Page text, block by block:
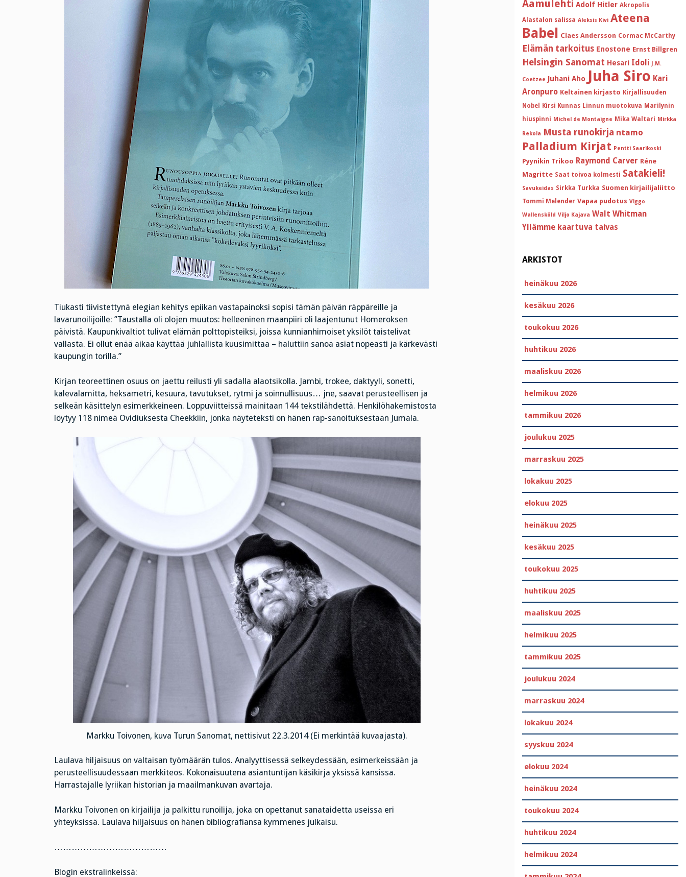
Tiukasti tiivistettynä elegian kehitys epiikan vastapainoksi sopisi tämän päivän räppäreille ja
lavarunoilijoille: ”Taustalla oli olojen muutos: helleeninen maanpiiri oli laajentunut Homeroksen
päivistä. Kaupunkivaltiot tulivat elämän polttopisteiksi, joissa kunnianhimoiset yksilöt taistelivat
vallasta. Ei ollut enää aikaa käyttää juhlallista kuusimittaa – haluttiin sanoa asiat nopeasti ja kärkevästi
kaupungin torilla.”
Kirjan teoreettinen osuus on jaettu reilusti yli sadalla alaotsikolla. Jambi, trokee, daktyyli, sonetti,
kalevalamitta, heksametri, kesuura, tavutukset, rytmi ja soinnullisuus… jne, saavat perusteellisen ja
selkeän käsittelyn esimerkkeineen. Loppuviitteissä mainitaan 144 tekstilähdettä. Henkilöhakemistosta
löytyy 118 nimeä Ovidiuksesta Cheekkiin, jonka näyteteksti on hänen rap-sanoituksestaan Jumala.
Markku Toivonen, kuva Turun Sanomat, nettisivut 22.3.2014 (Ei merkintää kuvaajasta).
Laulava hiljaisuus on valtaisan työmäärän tulos. Analyyttisessä selkeydessään, esimerkeissään ja
perusteellisuudessaan merkkiteos. Kokonaisuutena asiantuntijan käsikirja yksissä kansissa.
Harrastajalle lyriikan historian ja maailmankuvan avartaja.
Markku Toivonen on kirjailija ja palkittu runoilija, joka on opettanut sanataidetta useissa eri
yhteyksissä. Laulava hiljaisuus on hänen bibliografiansa kymmenes julkaisu.
…………………………………
Blogin ekstralinkeissä:
Aamulehti Adolf Hitler Akropolis
Alastalon salissa Aleksis Kivi Ateena
Babel Claes Andersson Cormac McCarthy
Elämän tarkoitus Enostone Ernst Billgren
Helsingin Sanomat Hesari Idoli J.M.
Coetzee Juhani Aho Juha Siro Kari
Aronpuro Keltainen kirjasto Kirjallisuuden
Nobel
Kirsi Kunnas Linnun muotokuva Marilynin
hiuspinni Michel de Montaigne Mika Waltari Mirkka
Rekola Musta runokirja ntamo
Palladium Kirjat Pentti Saarikoski
Pyynikin Trikoo Raymond Carver Réne
Magritte Saat toivoa kolmesti Satakieli!
Savukeidas Sirkka Turkka Suomen kirjailijaliitto
Tommi Melender Vapaa pudotus Viggo
Wallensköld Viljo Kajava Walt Whitman
Yllämme kaartuva taivas
ARKISTOT
heinäkuu 2026
kesäkuu 2026
toukokuu 2026
huhtikuu 2026
maaliskuu 2026
helmikuu 2026
tammikuu 2026
joulukuu 2025
marraskuu 2025
lokakuu 2025
elokuu 2025
heinäkuu 2025
kesäkuu 2025
toukokuu 2025
huhtikuu 2025
maaliskuu 2025
helmikuu 2025
tammikuu 2025
joulukuu 2024
marraskuu 2024
lokakuu 2024
syyskuu 2024
elokuu 2024
heinäkuu 2024
toukokuu 2024
huhtikuu 2024
helmikuu 2024